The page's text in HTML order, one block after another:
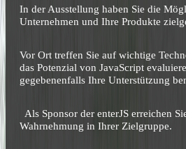
In der Ausstellung haben Sie die
Unternehmen und Ihre Produkte
Vor Ort treffen Sie auf wichtige
das Potenzial von JavaScript
gegebenenfalls Ihre Unterstützung
Als Sponsor der enterJS erreichen
Wahrnehmung in Ihrer Zielgruppe.